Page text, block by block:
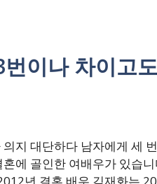
이나 차이고
의지 대단하다 남자에게 세
혼에 골인한 여배우가 있습